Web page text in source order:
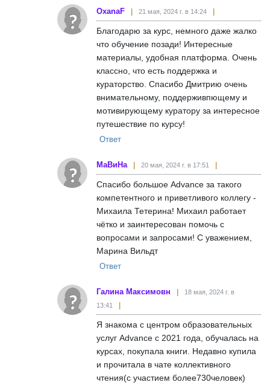
OxanaF 21 мая, 2024 г. в 14:24
Благодарю за курс, немного даже жалко
что обучение позади! Интересные
материалы, удобная платформа. Очень
классно, что есть поддержка и
кураторство. Спасибо Дмитрию очень
внимательному, поддерживпющему и
мотивирующему куратору за интересное
путешествие по курсу!
Ответ
МаВиНа 20 мая, 2024 г. в 17:51
Спасибо большое Advance за такого
компетентного и приветливого коллегу -
Михаила Тетерина! Михаил работает
чётко и заинтересован помочь с
вопросами и запросами! С уважением,
Марина Вильдт
Ответ
Галина Максимовн
18 мая, 2024 г. в
13:41
Я знакома с центром образовательных
услуг Advance с 2021 года, обучалась на
курсах, покупала книги. Недавно купила
и прочитала в чате коллективного
чтения(с участием более730человек)